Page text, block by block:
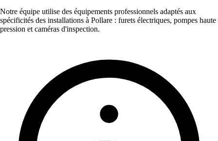
Notre équipe utilise des équipements professionnels adaptés aux
spécificités des installations à Pollare : furets électriques, pompes haute
pression et caméras d'inspection.